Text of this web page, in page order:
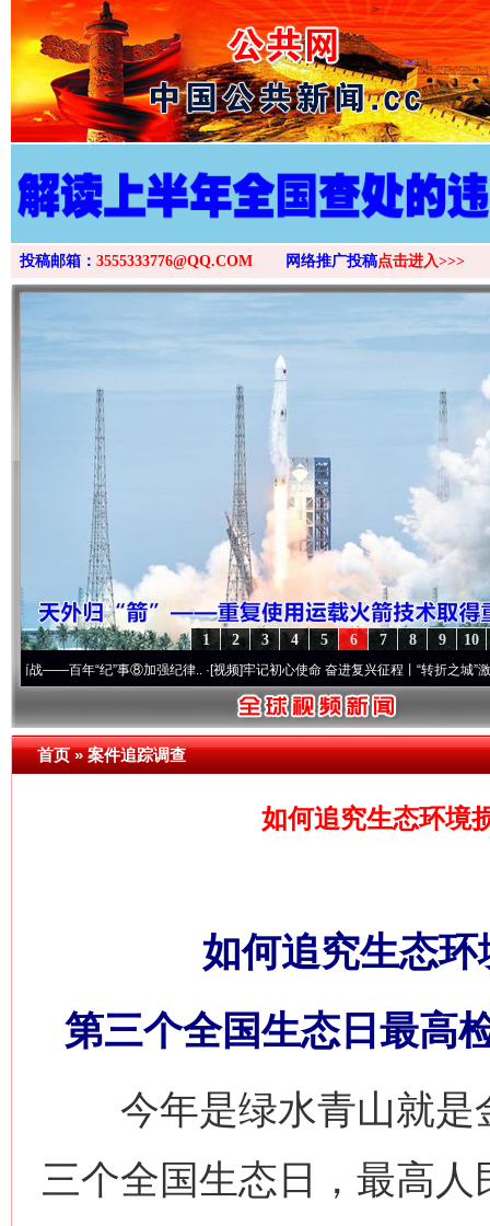
>
投稿邮箱： 3555333776@QQ.COM 网络推广投稿点击进入>>>
10
9
8
7
6
5
4
3
2
1
年“纪”事⑧加强纪律..·[视频]牢记初心使命 奋进复兴征程丨“转折之城”激荡..·[视频]
首页»案件追踪调查
如何追究生态环
如何追究生态
第三个全国生态日最高
今年是绿水青山就是
三个全国生态日，最高